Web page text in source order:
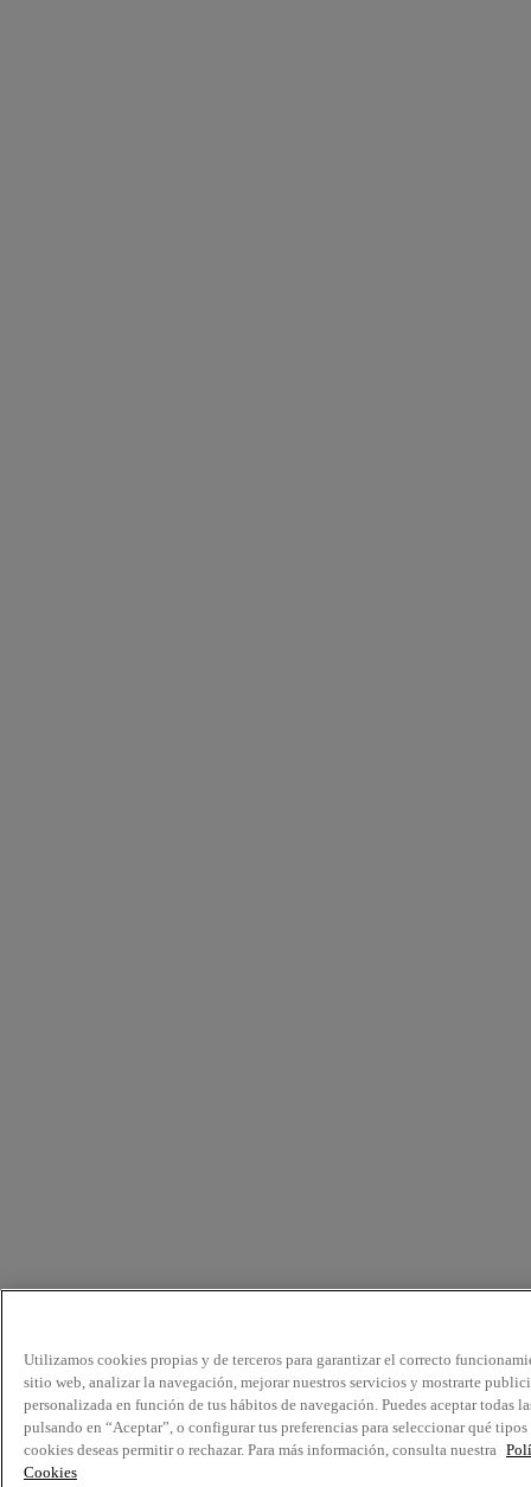
Utilizamos cookies propias y de terceros para garantizar el correcto
sitio web, analizar la navegación, mejorar nuestros servicios y mostrarte
personalizada en función de tus hábitos de navegación. Puedes aceptar todas
pulsando en “Aceptar”, o configurar tus preferencias para seleccionar qué tipos
cookies deseas permitir o rechazar. Para más información, consulta nuestra
Cookies